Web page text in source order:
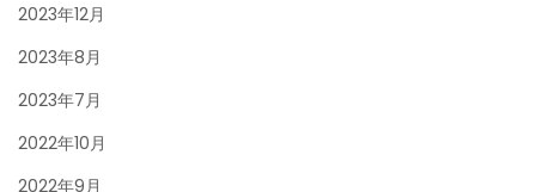
2023年12月
2023年8月
2023年7月
2022年10月
2022年9月